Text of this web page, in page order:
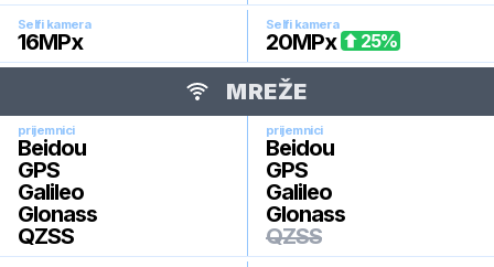
Selfi kamera
16MPx
Selfi kamera
20MPx 25%
MREŽE
prijemnici
Beidou
GPS
Galileo
Glonass
QZSS
prijemnici
Beidou
GPS
Galileo
Glonass
QZSS